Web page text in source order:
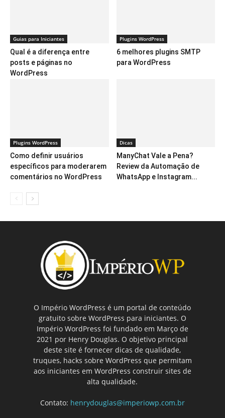
Guias para Iniciantes
Qual é a diferença entre
posts e páginas no
WordPress
Plugins WordPress
6 melhores plugins SMTP
para WordPress
Plugins WordPress
Como definir usuários
específicos para moderarem
comentários no WordPress
Dicas
ManyChat Vale a Pena?
Review da Automação de
WhatsApp e Instagram...
O Império WordPress é um portal de conteúdo
gratuito sobre WordPress para iniciantes. O
Império WordPress foi fundado em Março de
2021 por Henry Douglas. O objetivo principal
deste site é fornecer dicas de qualidade,
truques, hacks sobre WordPress que permitam
aos iniciantes em WordPress construir sites de
alta qualidade.
Contato: henrydouglas@imperiowp.com.br